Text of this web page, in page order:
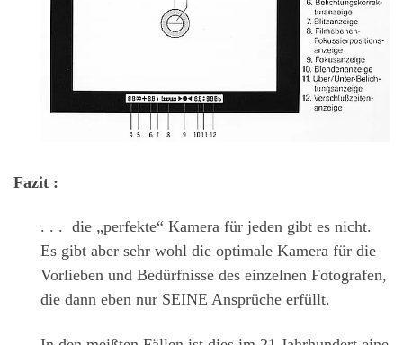
Fazit :
. . . die „perfekte“ Kamera für jeden gibt es nicht.
Es gibt aber sehr wohl die optimale Kamera für die
Vorlieben und Bedürfnisse des einzelnen Fotografen,
die dann eben nur SEINE Ansprüche erfüllt.